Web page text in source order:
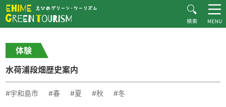
お知らせ
おすすめプラン
体験・施設紹介
体験
水荷浦段畑歴史案内
#宇和島市 #春 #夏 #秋 #冬